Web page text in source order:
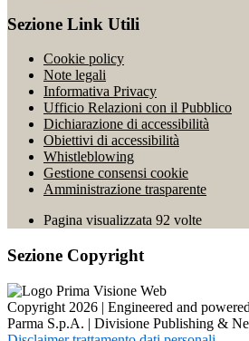
Sezione Link Utili
Cookie policy
Note legali
Informativa Privacy
Ufficio Relazioni con il Pubblico
Dichiarazione di accessibilità
Obiettivi di accessibilità
Whistleblowing
Gestione consensi cookie
Amministrazione trasparente
Pagina visualizzata 92 volte
Sezione Copyright
Copyright 2026 | Engineered and
Parma S.p.A. | Divisione Publishing &